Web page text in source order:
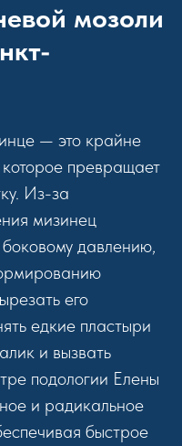
мозоли
— это крайне
превращает
Из-за
мизинец
давлению,
его
едкие пластыри
и вызвать
подологии Елены
и радикальное
быстрое